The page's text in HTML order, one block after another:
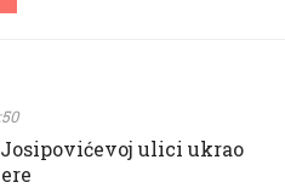
ulici ukrao